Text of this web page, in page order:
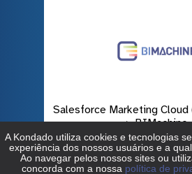
Salesforce Marketing Cloud
> BIMachine
Saiba mais →